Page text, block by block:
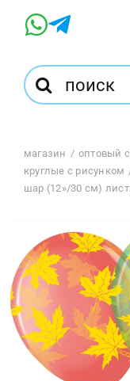
Результат
поиска:
Магазин
Оптовый
Корзина
Избранное
магазин оптовый
круглые с рисунком
шар (12»/30 см)